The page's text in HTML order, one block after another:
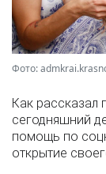
Фото:
Как рассказал
сегодняшний
помощь по
открытие